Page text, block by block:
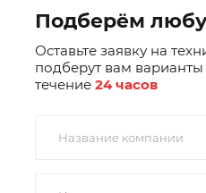
Подберём
Оставьте заявку на
подберут вам варианты
течение 24 часов